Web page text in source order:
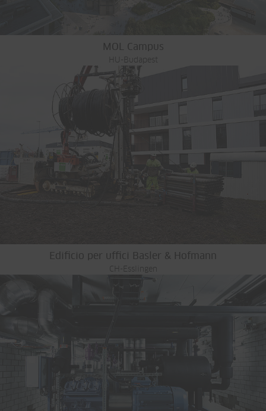
MOL Campus
HU-Budapest
Edificio per uffici Basler & Hofmann
CH-Esslingen